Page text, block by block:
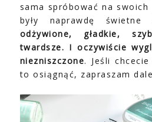
sama spróbować na
były naprawdę
odżywione, gładkie,
twardsze. I oczywiście
niezniszczone. Jeśli
to osiągnąć, zapraszam